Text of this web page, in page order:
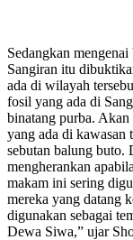
Sedangkan
Sangiran itu
ada di wilayah
fosil yang ada di
binatang purba.
yang ada di kawasan
sebutan balung buto.
mengherankan
makam ini sering
mereka yang datang
digunakan sebagai
Dewa Siwa,” ujar